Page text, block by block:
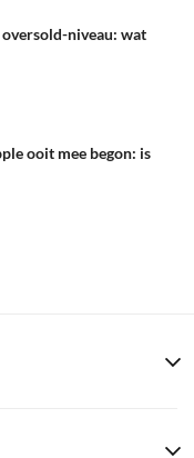
niveau: wat
ooit mee begon: is